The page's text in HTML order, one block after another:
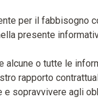
per il fabbisogno
presente
alcune o tutte le
rapporto
e sopravvivere agli